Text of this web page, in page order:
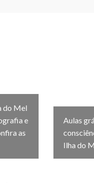
do Mel
e
as
Aulas
Ilha do